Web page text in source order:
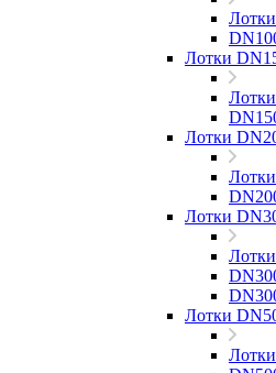
Лотки
Лотки
Лотки
Лотки